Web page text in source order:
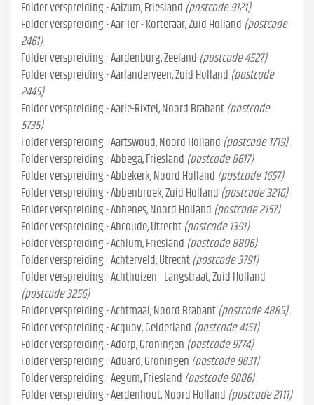
Folder verspreiding - Aalzum, Friesland (postcode 9121)
Folder verspreiding - Aar Ter - Korteraar, Zuid Holland (postcode
2461)
Folder verspreiding - Aardenburg, Zeeland (postcode 4527)
Folder verspreiding - Aarlanderveen, Zuid Holland (postcode
2445)
Folder verspreiding - Aarle-Rixtel, Noord Brabant (postcode
5735)
Folder verspreiding - Aartswoud, Noord Holland (postcode 1719)
Folder verspreiding - Abbega, Friesland (postcode 8617)
Folder verspreiding - Abbekerk, Noord Holland (postcode 1657)
Folder verspreiding - Abbenbroek, Zuid Holland (postcode 3216)
Folder verspreiding - Abbenes, Noord Holland (postcode 2157)
Folder verspreiding - Abcoude, Utrecht (postcode 1391)
Folder verspreiding - Achlum, Friesland (postcode 8806)
Folder verspreiding - Achterveld, Utrecht (postcode 3791)
Folder verspreiding - Achthuizen - Langstraat, Zuid Holland
(postcode 3256)
Folder verspreiding - Achtmaal, Noord Brabant (postcode 4885)
Folder verspreiding - Acquoy, Gelderland (postcode 4151)
Folder verspreiding - Adorp, Groningen (postcode 9774)
Folder verspreiding - Aduard, Groningen (postcode 9831)
Folder verspreiding - Aegum, Friesland (postcode 9006)
Folder verspreiding - Aerdenhout, Noord Holland (postcode 2111)